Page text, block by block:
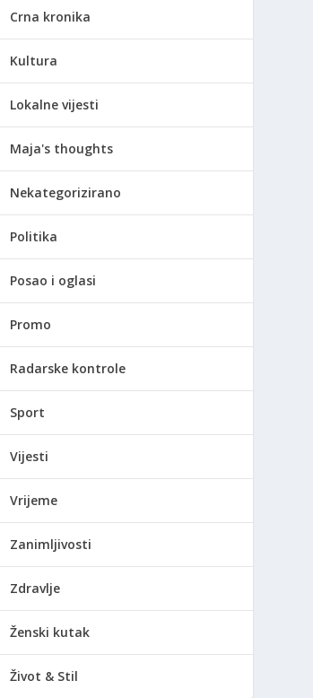
Crna kronika
Kultura
Lokalne vijesti
Maja's thoughts
Nekategorizirano
Politika
Posao i oglasi
Promo
Radarske kontrole
Sport
Vijesti
Vrijeme
Zanimljivosti
Zdravlje
Ženski kutak
Život & Stil